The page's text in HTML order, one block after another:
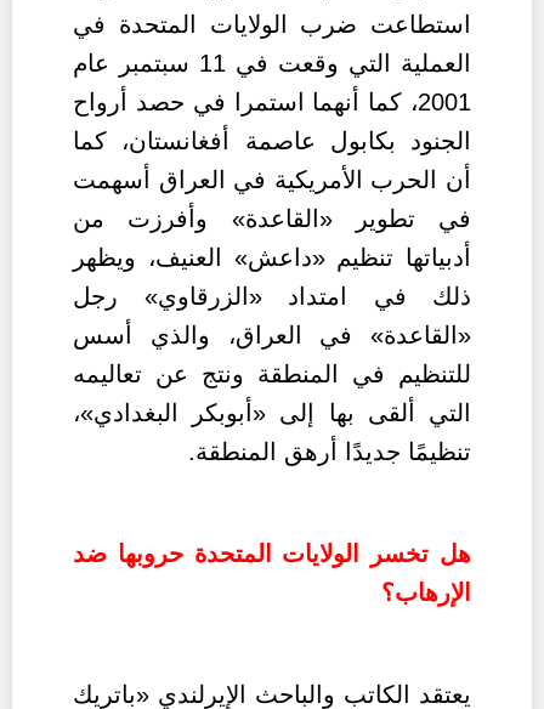
استطاعت ضرب الولايات المتحدة في
العملية التي وقعت في 11 سبتمبر عام
2001، كما أنهما استمرا في حصد أرواح
الجنود بكابول عاصمة أفغانستان، كما
أن الحرب الأمريكية في العراق أسهمت
في تطوير «القاعدة» وأفرزت من
أدبياتها تنظيم «داعش» العنيف، ويظهر
ذلك في امتداد «الزرقاوي» رجل
«القاعدة» في العراق، والذي أسس
للتنظيم في المنطقة ونتج عن تعاليمه
التي ألقى بها إلى «أبوبكر البغدادي»،
تنظيمًا جديدًا أرهق المنطقة.
هل تخسر الولايات المتحدة حروبها ضد
الإرهاب؟
يعتقد الكاتب والباحث الإيرلندي «باتريك